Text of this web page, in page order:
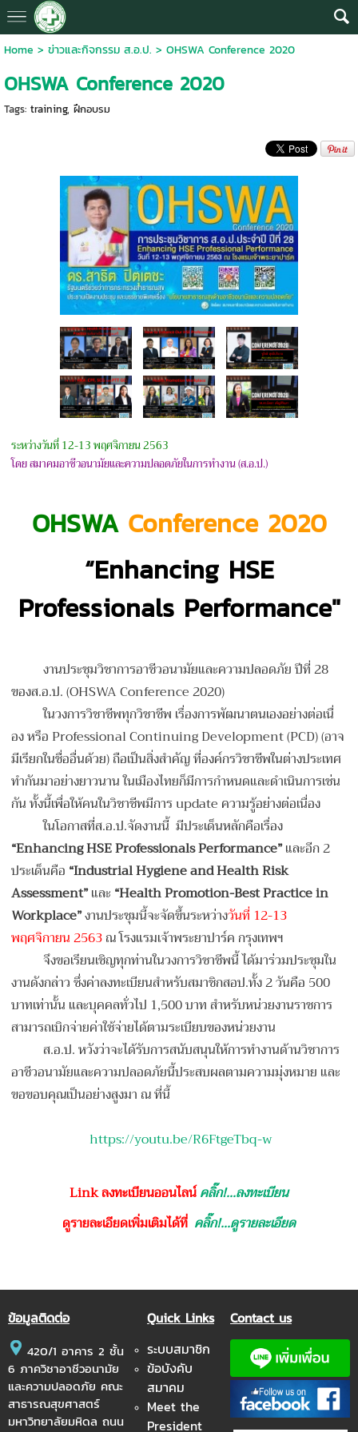
Home > ข่าวและกิจกรรม ส.อ.ป. > OHSWA Conference 2020
OHSWA Conference 2020
Tags: training, ฝึกอบรม
ระหว่างวันที่ 12-13 พฤศจิกายน 2563
โดย สมาคมอาชีวอนามัยและความปลอดภัยในการทำงาน (ส.อ.ป.)
OHSWA Conference 2020
“Enhancing HSE
Professionals Performance"
งานประชุมวิชาการอาชีวอนามัยและความปลอดภัย ปีที่ 28
ของส.อ.ป. (OHSWA Conference 2020)
ในวงการวิชาชีพทุกวิชาชีพ เรื่องการพัฒนาตนเองอย่างต่อเนื่
อง หรือ Professional Continuing Development (PCD) (อาจ
มีเรียกในชื่ออื่นด้วย) ถือเป็นสิ่งสำคัญ ที่องค์กรวิชาชีพในต่างประเทศ
ทำกันมาอย่างยาวนาน ในเมืองไทยก็มีการกำหนดและดำเนินการเช่น
กัน ทั้งนี้เพื่อให้คนในวิชาชีพมีการ update ความรู้อย่างต่อเนื่อง
ในโอกาสที่ส.อ.ป.จัดงานนี้ มีประเด็นหลักคือเรื่อง
“Enhancing HSE Professionals Performance”และอีก 2
ประเด็นคือ “Industrial Hygiene and Health Risk
Assessment”และ “Health Promotion-Best Practice in
Workplace”งานประชุมนี้จะจัดขึ้นระหว่างวันที่ 12-13
พฤศจิกายน 2563ณ โรงแรมเจ้าพระยาปาร์ค กรุงเทพฯ
จึงขอเรียนเชิญทุกท่านในวงการวิชาชีพนี้ ได้มาร่วมประชุมใน
งานดังกล่าว ซึ่งค่าลงทะเบียนสำหรับสมาชิกสอป.ทั้ง 2 วันคือ 500
บาทเท่านั้น และบุคคลทั่วไป 1,500 บาท สำหรับหน่วยงานราชการ
สามารถเบิกจ่ายค่าใช้จ่ายได้ตามระเบียบของหน่วยงาน
ส.อ.ป. หวังว่าจะได้รับการสนับสนุนให้การทำงานด้านวิชาการ
อาชีวอนามัยและความปลอดภัยนี้ประสบผลตามความมุ่งหมาย และ
ขอขอบคุณเป็นอย่างสูงมา ณ ที่นี้
https://youtu.be/R6FtgeTbq-w
Link ลงทะเบียนออนไลน์คลิ๊ก!...ลงทะเบียน
ดูรายละเอียดเพิ่มเติมได้ที่ คลิ๊ก!...ดูรายละเอียด
ข้อมูลติดต่อ
420/1 อาคาร 2 ชั้น
6 ภาควิชาอาชีวอนามัย
และความปลอดภัย คณะ
สาธารณสุขศาสตร์
มหาวิทยาลัยมหิดล ถนน
Quick Links
ระบบสมาชิก
ข้อบังคับ
สมาคม
Meet the
President
Contact us